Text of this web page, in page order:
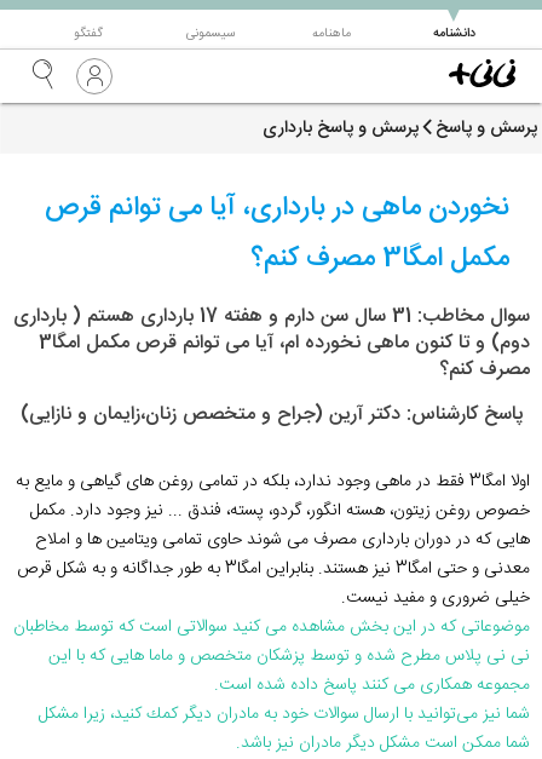
دانشنامه
▼ ماهنامه سیسمونی گفتگو
پرسش و پاسخ پرسش و پاسخ بارداری
نخوردن ماهی در بارداری، آیا می توانم قرص
مکمل امگا3 مصرف کنم؟
سوال مخاطب: 31 سال سن دارم و هفته 17 بارداری هستم ( بارداری
دوم) و تا کنون ماهی نخورده ام، آیا می توانم قرص مکمل امگا3
مصرف کنم؟
پاسخ کارشناس: دکتر آرین (جراح و متخصص زنان،زایمان و نازایی)
اولا امگا3 فقط در ماهی وجود ندارد، بلکه در تمامی روغن های گیاهی و مایع به
خصوص روغن زیتون،‌ هسته انگور،‌ گردو،‌ پسته،‌ فندق ... نیز وجود دارد. مکمل
هایی که در دوران بارداری مصرف می شوند حاوی تمامی ویتامین ها و املاح
معدنی و حتی امگا3 نیز هستند. بنابراین امگا3 به طور جداگانه و به شکل قرص
خیلی ضروری و مفید نیست.
موضوعاتی که در این بخش مشاهده می کنید سوالاتی است که توسط مخاطبان
نی نی پلاس مطرح شده و توسط پزشکان متخصص و ماما هایی که با این
مجموعه همکاری می کنند پاسخ داده شده است.
شما نیز می‌توانید با ارسال سوالات خود به مادران دیگر كمك كنید، زیرا مشكل
شما ممكن است مشكل دیگر مادران نیز باشد.